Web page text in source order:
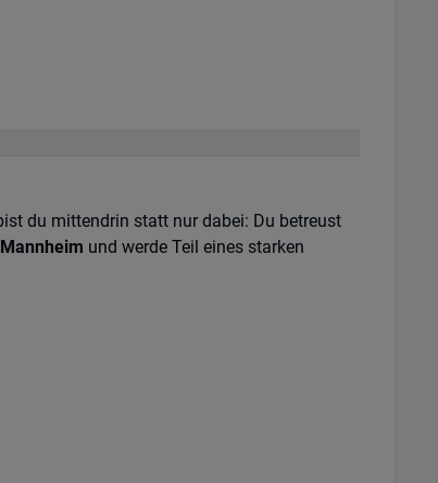
du mittendrin statt nur dabei: Du betreust
Mannheim und werde Teil eines starken